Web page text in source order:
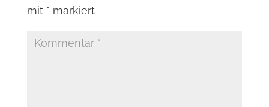
mit * markiert